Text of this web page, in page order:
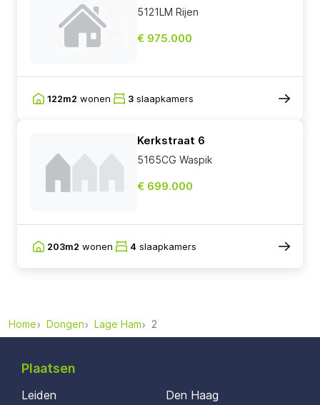
5121LM Rijen
€ 975.000
122m2 wonen 3 slaapkamers
Kerkstraat 6
5165CG Waspik
€ 699.000
203m2 wonen 4 slaapkamers
Home Dongen Lage Ham 2
Plaatsen
Leiden
Den Haag